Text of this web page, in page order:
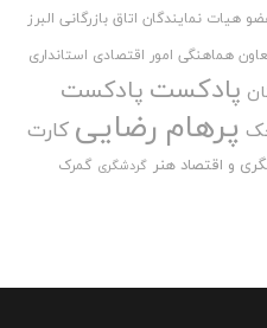
هیات نمایندگان اتاق بازرگانی البرز
هماهنگی امور اقتصادی استانداری
پادکست پادکست
پرهام رضایی کارت
و اقتصاد هنر گردشگری گمرک